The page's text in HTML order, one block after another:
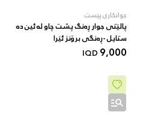
جوانکاری پێست
پالێتی جوار ڕەنگ پشت چاو لە ئین دە
ستایل -ڕەنگی برۆنز ئێرا
9,000
IQD